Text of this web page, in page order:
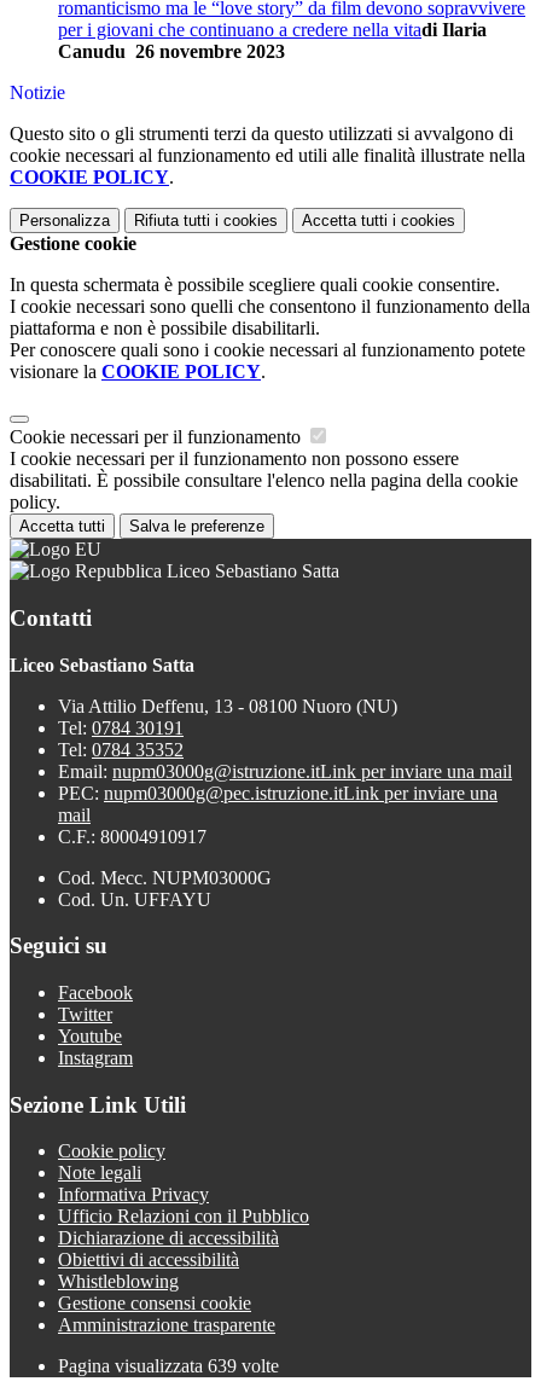
romanticismo ma le “love story” da film devono sopravvivere
per i giovani che continuano a credere nella vitadi Ilaria
Canudu 26 novembre 2023
Notizie
Questo sito o gli strumenti terzi da questo utilizzati si avvalgono di
cookie necessari al funzionamento ed utili alle finalità illustrate nella
COOKIE POLICY.
Personalizza Rifiuta tutti i cookies Accetta tutti i cookies
Gestione cookie
In questa schermata è possibile scegliere quali cookie consentire.
I cookie necessari sono quelli che consentono il funzionamento della
piattaforma e non è possibile disabilitarli.
Per conoscere quali sono i cookie necessari al funzionamento potete
visionare la COOKIE POLICY.
Cookie necessari per il funzionamento
I cookie necessari per il funzionamento non possono essere
disabilitati. È possibile consultare l'elenco nella pagina della cookie
policy.
Accetta tutti Salva le preferenze
Liceo Sebastiano Satta
Contatti
Liceo Sebastiano Satta
Via Attilio Deffenu, 13 - 08100 Nuoro (NU)
Tel: 0784 30191
Tel: 0784 35352
Email: nupm03000g@istruzione.itLink per inviare una mail
PEC: nupm03000g@pec.istruzione.itLink per inviare una
mail
C.F.: 80004910917
Cod. Mecc. NUPM03000G
Cod. Un. UFFAYU
Seguici su
Facebook
Twitter
Youtube
Instagram
Sezione Link Utili
Cookie policy
Note legali
Informativa Privacy
Ufficio Relazioni con il Pubblico
Dichiarazione di accessibilità
Obiettivi di accessibilità
Whistleblowing
Gestione consensi cookie
Amministrazione trasparente
Pagina visualizzata 639 volte